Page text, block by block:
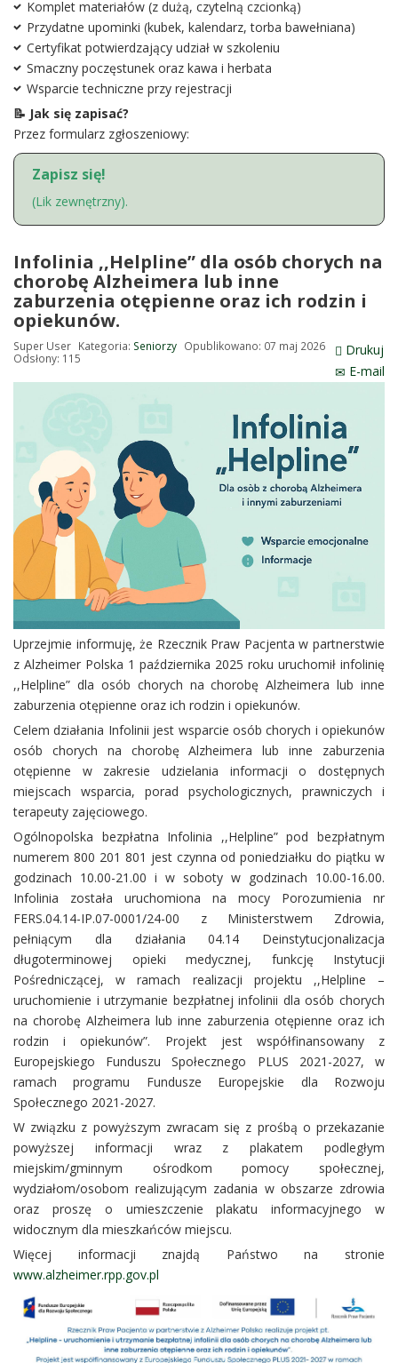
Komplet materiałów (z dużą, czytelną czcionką)
Przydatne upominki (kubek, kalendarz, torba bawełniana)
Certyfikat potwierdzający udział w szkoleniu
Smaczny poczęstunek oraz kawa i herbata
Wsparcie techniczne przy rejestracji
📝 Jak się zapisać?
Przez formularz zgłoszeniowy:
Zapisz się!
(Lik zewnętrzny).
Infolinia ,,Helpline” dla osób chorych na
chorobę Alzheimera lub inne
zaburzenia otępienne oraz ich rodzin i
opiekunów.
Drukuj
E-mail
Super User Kategoria: Seniorzy Opublikowano: 07 maj 2026
Odsłony: 115
Uprzejmie informuję, że Rzecznik Praw Pacjenta w partnerstwie
z Alzheimer Polska 1 października 2025 roku uruchomił infolinię
,,Helpline” dla osób chorych na chorobę Alzheimera lub inne
zaburzenia otępienne oraz ich rodzin i opiekunów.
Celem działania Infolinii jest wsparcie osób chorych i opiekunów
osób chorych na chorobę Alzheimera lub inne zaburzenia
otępienne w zakresie udzielania informacji o dostępnych
miejscach wsparcia, porad psychologicznych, prawniczych i
terapeuty zajęciowego.
Ogólnopolska bezpłatna Infolinia ,,Helpline” pod bezpłatnym
numerem 800 201 801 jest czynna od poniedziałku do piątku w
godzinach 10.00-21.00 i w soboty w godzinach 10.00-16.00.
Infolinia została uruchomiona na mocy Porozumienia nr
FERS.04.14-IP.07-0001/24-00 z Ministerstwem Zdrowia,
pełniącym dla działania 04.14 Deinstytucjonalizacja
długoterminowej opieki medycznej, funkcję Instytucji
Pośredniczącej, w ramach realizacji projektu ,,Helpline –
uruchomienie i utrzymanie bezpłatnej infolinii dla osób chorych
na chorobę Alzheimera lub inne zaburzenia otępienne oraz ich
rodzin i opiekunów”. Projekt jest współfinansowany z
Europejskiego Funduszu Społecznego PLUS 2021-2027, w
ramach programu Fundusze Europejskie dla Rozwoju
Społecznego 2021-2027.
W związku z powyższym zwracam się z prośbą o przekazanie
powyższej informacji wraz z plakatem podległym
miejskim/gminnym ośrodkom pomocy społecznej,
wydziałom/osobom realizującym zadania w obszarze zdrowia
oraz proszę o umieszczenie plakatu informacyjnego w
widocznym dla mieszkańców miejscu.
Więcej informacji znajdą Państwo na stronie
www.alzheimer.rpp.gov.pl